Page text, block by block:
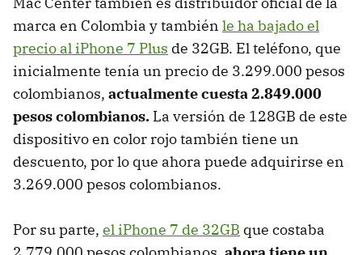
marca en Colombia y también le ha bajado el
precio al iPhone 7 Plus de 32GB. El teléfono, que
inicialmente tenía un precio de 3.299.000 pesos
colombianos, actualmente cuesta 2.849.000
pesos colombianos. La versión de 128GB de este
dispositivo en color rojo también tiene un
descuento, por lo que ahora puede adquirirse en
3.269.000 pesos colombianos.
Por su parte, el iPhone 7 de 32GB que costaba